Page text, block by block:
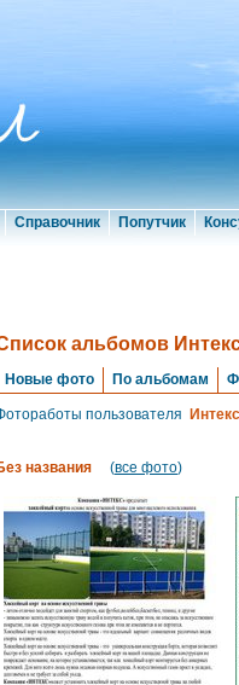
Справочник Попутчик
альбомов
Новые фото По альбомам
пользователя Интекс
названия (все фото)